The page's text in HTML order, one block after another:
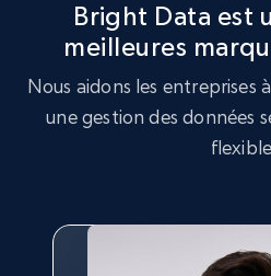
1.3K+ 175+
Target - Gather data on
Rating, Reviews count, Initial
Bright Data est
meilleures
Nous aidons les entreprises
une gestion des données